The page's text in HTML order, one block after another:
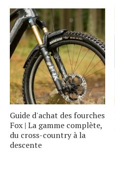
Guide d'achat des fourches
Fox | La gamme complète,
du cross-country à la
descente